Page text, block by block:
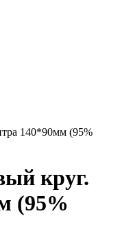
140*90мм (95%
круг.
(95%